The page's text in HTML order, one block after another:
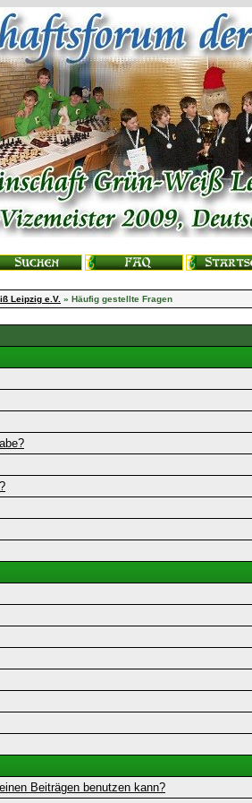
Leipzig e.V. » Häufig gestellte Fragen
Beiträgen benutzen kann?